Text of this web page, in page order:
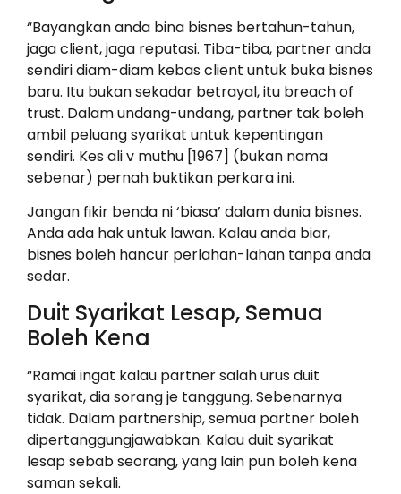
“Bayangkan anda bina bisnes bertahun-tahun,
jaga client, jaga reputasi. Tiba-tiba, partner anda
sendiri diam-diam kebas client untuk buka bisnes
baru. Itu bukan sekadar betrayal, itu breach of
trust. Dalam undang-undang, partner tak boleh
ambil peluang syarikat untuk kepentingan
sendiri. Kes ali v muthu [1967] (bukan nama
sebenar) pernah buktikan perkara ini.
Jangan fikir benda ni ‘biasa’ dalam dunia bisnes.
Anda ada hak untuk lawan. Kalau anda biar,
bisnes boleh hancur perlahan-lahan tanpa anda
sedar.
Duit Syarikat Lesap, Semua
Boleh Kena
“Ramai ingat kalau partner salah urus duit
syarikat, dia sorang je tanggung. Sebenarnya
tidak. Dalam partnership, semua partner boleh
dipertanggungjawabkan. Kalau duit syarikat
lesap sebab seorang, yang lain pun boleh kena
saman sekali.